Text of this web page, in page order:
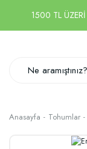
1500 TL ÜZERİ
Anasayfa Tohumlar